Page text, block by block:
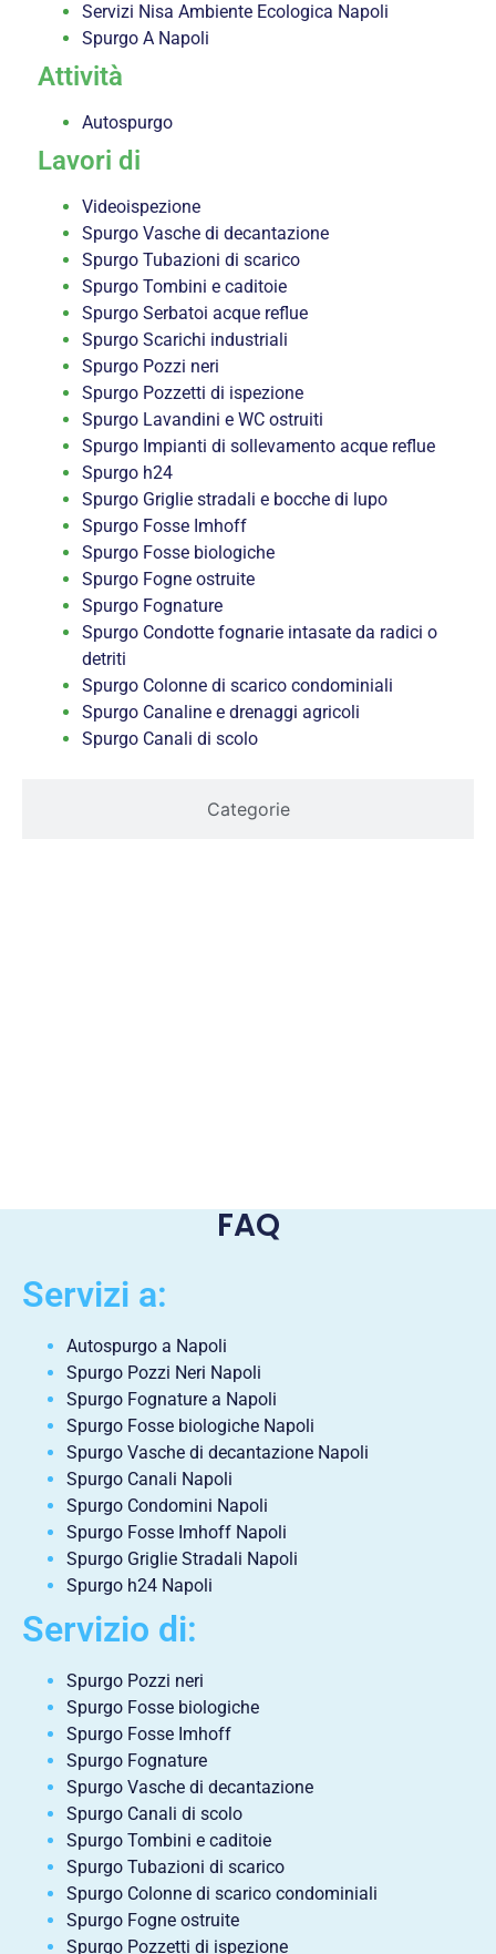
Categorie
Servizi Nisa Ambiente Ecologica Napoli
Spurgo A Napoli
Attività
Autospurgo
Lavori di
Videoispezione
Spurgo Vasche di decantazione
Spurgo Tubazioni di scarico
Spurgo Tombini e caditoie
Spurgo Serbatoi acque reflue
Spurgo Scarichi industriali
Spurgo Pozzi neri
Spurgo Pozzetti di ispezione
Spurgo Lavandini e WC ostruiti
Spurgo Impianti di sollevamento acque reflue
Spurgo h24
Spurgo Griglie stradali e bocche di lupo
Spurgo Fosse Imhoff
Spurgo Fosse biologiche
Spurgo Fogne ostruite
Spurgo Fognature
Spurgo Condotte fognarie intasate da radici o
detriti
Spurgo Colonne di scarico condominiali
Spurgo Canaline e drenaggi agricoli
Spurgo Canali di scolo
FAQ
Servizi a:
Autospurgo a Napoli
Spurgo Pozzi Neri Napoli
Spurgo Fognature a Napoli
Spurgo Fosse biologiche Napoli
Spurgo Vasche di decantazione Napoli
Spurgo Canali Napoli
Spurgo Condomini Napoli
Spurgo Fosse Imhoff Napoli
Spurgo Griglie Stradali Napoli
Spurgo h24 Napoli
Servizio di:
Spurgo Pozzi neri
Spurgo Fosse biologiche
Spurgo Fosse Imhoff
Spurgo Fognature
Spurgo Vasche di decantazione
Spurgo Canali di scolo
Spurgo Tombini e caditoie
Spurgo Tubazioni di scarico
Spurgo Colonne di scarico condominiali
Spurgo Fogne ostruite
Spurgo Pozzetti di ispezione